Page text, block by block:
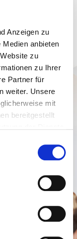
Anzeigen zu
anbieten
zu
zu Ihrer
Partner für
weiter. Unsere
mit
bereitgestellt
Wald-
von Berlin,